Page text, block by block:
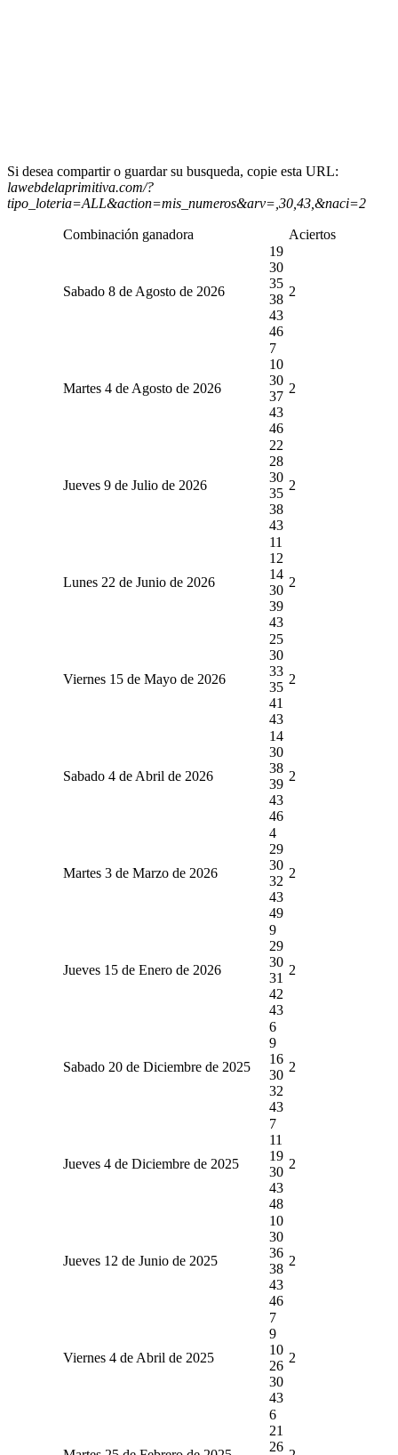
Si desea compartir o guardar su busqueda, copie esta URL:
lawebdelaprimitiva.com/?
tipo_loteria=ALL&action=mis_numeros&arv=,30,43,&naci=2
Combinación ganadora Aciertos
Sabado 8 de Agosto de 2026
19
30
35
38
43
46
2
Martes 4 de Agosto de 2026
7
10
30
37
43
46
2
Jueves 9 de Julio de 2026
22
28
30
35
38
43
2
Lunes 22 de Junio de 2026
11
12
14
30
39
43
2
Viernes 15 de Mayo de 2026
25
30
33
35
41
43
2
Sabado 4 de Abril de 2026
14
30
38
39
43
46
2
Martes 3 de Marzo de 2026
4
29
30
32
43
49
2
Jueves 15 de Enero de 2026
9
29
30
31
42
43
2
Sabado 20 de Diciembre de 2025
6
9
16
30
32
43
2
Jueves 4 de Diciembre de 2025
7
11
19
30
43
48
2
Jueves 12 de Junio de 2025
10
30
36
38
43
46
2
Viernes 4 de Abril de 2025
7
9
10
26
30
43
2
6
21
26